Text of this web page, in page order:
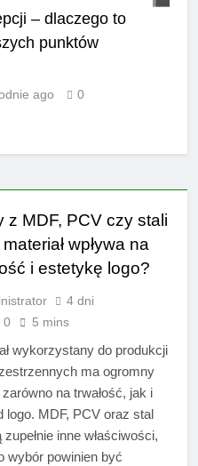
– dlaczego to
punktów
ago 0
z MDF, PCV czy stali
wpływa na
i estetykę logo?
4 dni
0 5 mins
wykorzystany do produkcji
ma ogromny
zarówno na trwałość, jak i
logo. MDF, PCV oraz stal
zupełnie inne właściwości,
wybór powinien być